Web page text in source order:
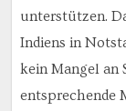
unterstützen.
Indiens in
kein Mangel an
entsprechende